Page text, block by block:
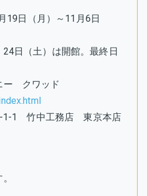
19日（月）～11月6日
24日（土）は開館。最終日
ー クワッド
1-1 竹中工務店 東京本店